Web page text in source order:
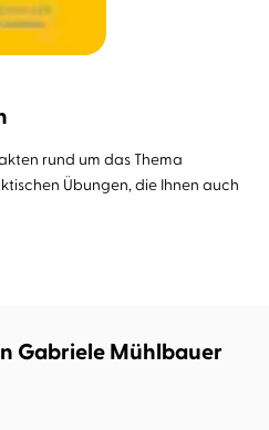
rund um das Thema
Übungen, die Ihnen auch
Gabriele Mühlbauer